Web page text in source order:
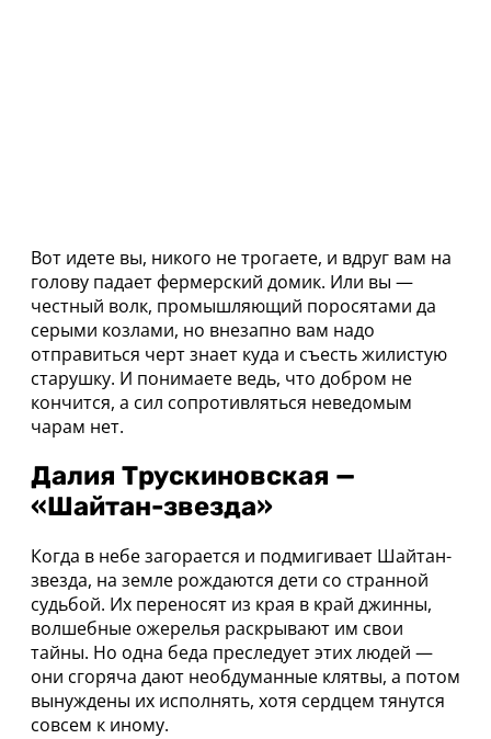
Вот идете вы, никого не трогаете, и вдруг вам на
голову падает фермерский домик. Или вы —
честный волк, промышляющий поросятами да
серыми козлами, но внезапно вам надо
отправиться черт знает куда и съесть жилистую
старушку. И понимаете ведь, что добром не
кончится, а сил сопротивляться неведомым
чарам нет.
Далия Трускиновская —
«Шайтан-звезда»
Когда в небе загорается и подмигивает Шайтан-
звезда, на земле рождаются дети со странной
судьбой. Их переносят из края в край джинны,
волшебные ожерелья раскрывают им свои
тайны. Но одна беда преследует этих людей —
они сгоряча дают необдуманные клятвы, а потом
вынуждены их исполнять, хотя сердцем тянутся
совсем к иному.